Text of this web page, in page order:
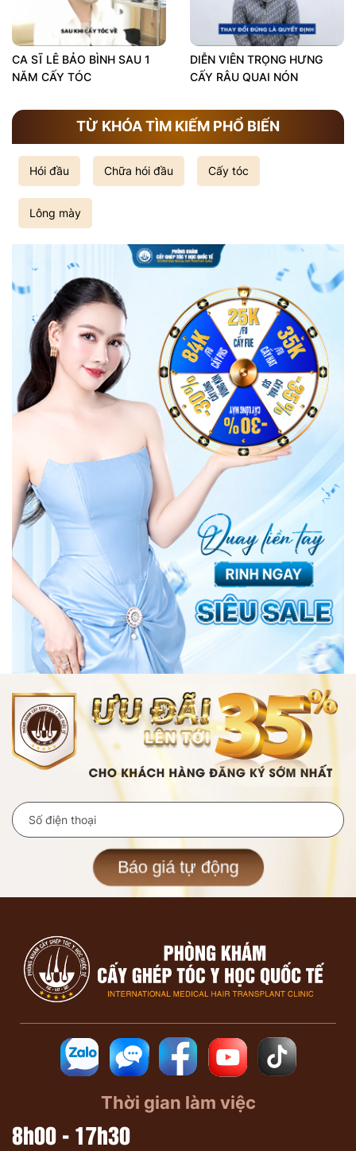
CA SĨ LÊ BẢO BÌNH SAU 1
NĂM CẤY TÓC
DIỄN VIÊN TRỌNG HƯNG
CẤY RÂU QUAI NÓN
TỪ KHÓA TÌM KIẾM PHỔ BIẾN
Hói đầu Chữa hói đầu Cấy tóc
Lông mày
Báo giá tự động
Thời gian làm việc
8h00 - 17h30